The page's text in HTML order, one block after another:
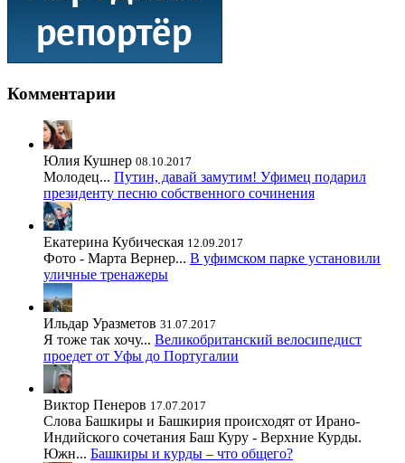
Комментарии
Юлия Кушнер 08.10.2017
Молодец... Путин, давай замутим! Уфимец подарил
президенту песню собственного сочинения
Екатерина Кубическая 12.09.2017
Фото - Марта Вернер... В уфимском парке установили
уличные тренажеры
Ильдар Уразметов 31.07.2017
Я тоже так хочу... Великобританский велосипедист
проедет от Уфы до Португалии
Виктор Пенеров 17.07.2017
Слова Башкиры и Башкирия происходят от Ирано-
Индийского сочетания Баш Куру - Верхние Курды.
Южн... Башкиры и курды – что общего?